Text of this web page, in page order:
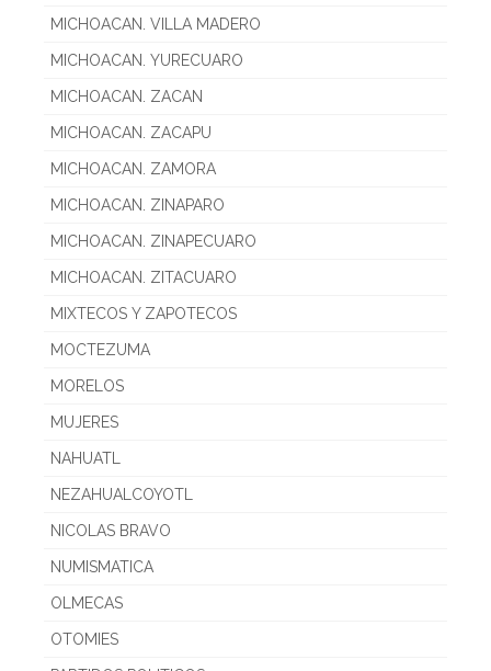
MICHOACAN. VILLA MADERO
MICHOACAN. YURECUARO
MICHOACAN. ZACAN
MICHOACAN. ZACAPU
MICHOACAN. ZAMORA
MICHOACAN. ZINAPARO
MICHOACAN. ZINAPECUARO
MICHOACAN. ZITACUARO
MIXTECOS Y ZAPOTECOS
MOCTEZUMA
MORELOS
MUJERES
NAHUATL
NEZAHUALCOYOTL
NICOLAS BRAVO
NUMISMATICA
OLMECAS
OTOMIES